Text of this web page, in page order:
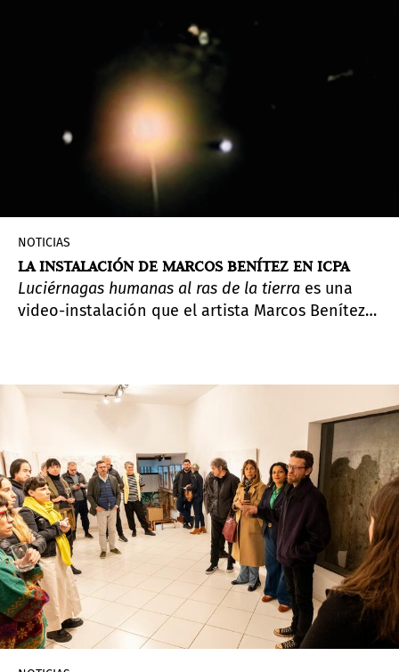
NOTICIAS
LA INSTALACIÓN DE MARCOS BENÍTEZ EN ICPA
Luciérnagas humanas al ras de la tierra es una
video-instalación que el artista Marcos Benítez
Asunción Pinta Sud | ASU 2024.